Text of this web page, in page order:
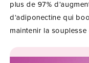
plus de 97%
d’adiponectine qui
maintenir la souplesse